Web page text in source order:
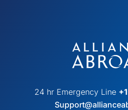
24 hr Emergency Line